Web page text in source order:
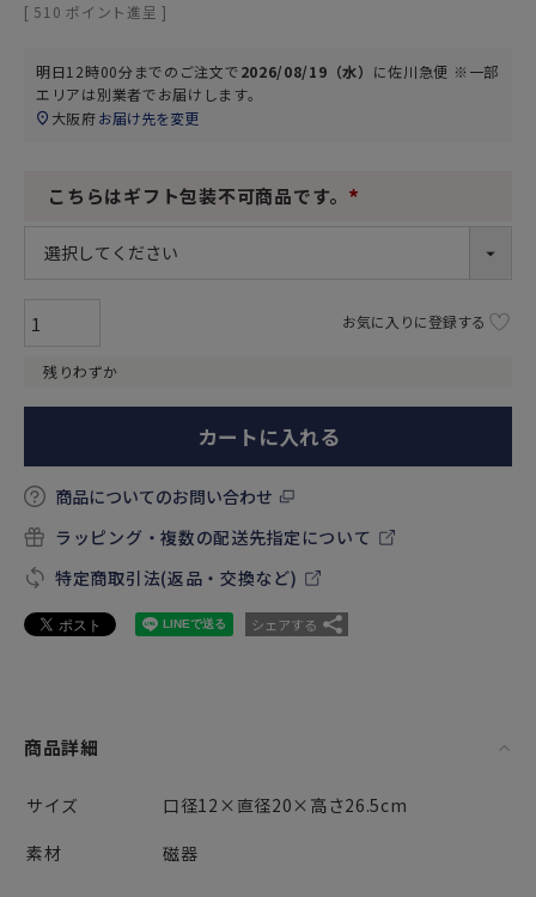
[ 510 ポイント進呈 ]
明日12時00分までのご注文で2026/08/19（水） に佐川急便 ※一部
エリアは別業者でお届けします。
大阪府お届け先を変更
こちらはギフト包装不可商品です。
残りわずか
お気に入りに登録する
カートに入れる
商品についてのお問い合わせ
ラッピング・複数の配送先指定について
特定商取引法(返品・交換など)
シェアする
商品詳細
サイズ
口径12×直径20×高さ26.5cm
素材
磁器